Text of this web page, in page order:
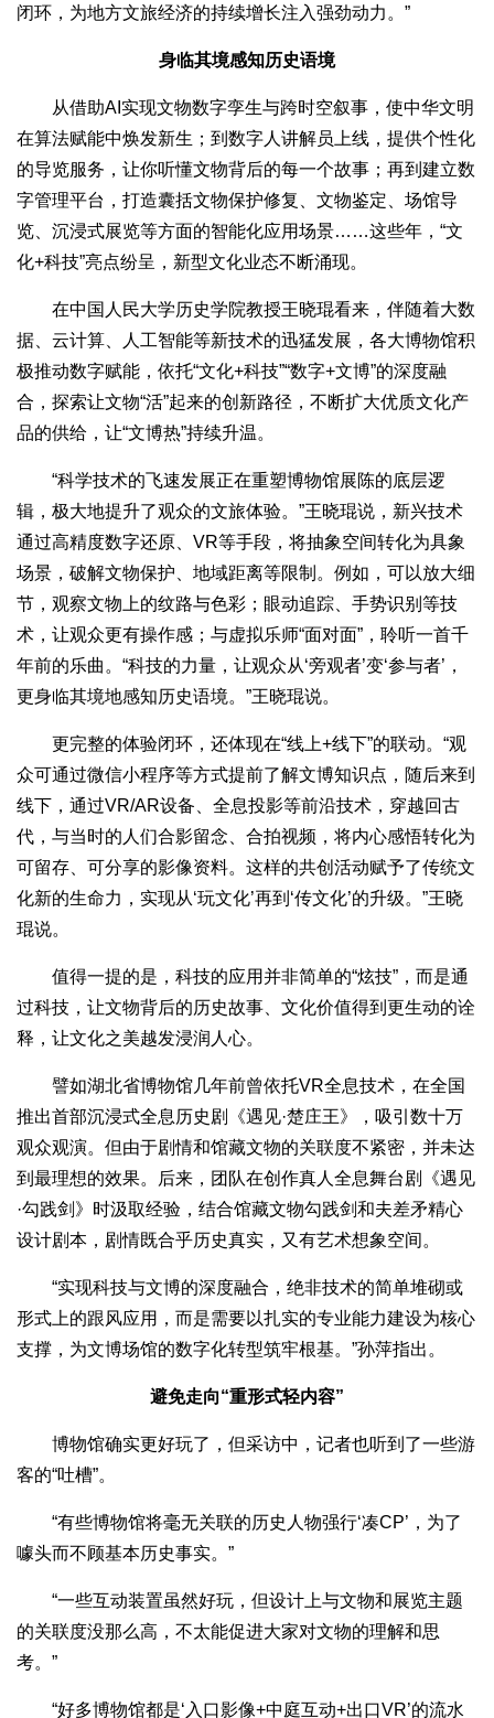
闭环，为地方文旅经济的持续增长注入强劲动力。”
身临其境感知历史语境
从借助AI实现文物数字孪生与跨时空叙事，使中华文明
在算法赋能中焕发新生；到数字人讲解员上线，提供个性化
的导览服务，让你听懂文物背后的每一个故事；再到建立数
字管理平台，打造囊括文物保护修复、文物鉴定、场馆导
览、沉浸式展览等方面的智能化应用场景……这些年，“文
化+科技”亮点纷呈，新型文化业态不断涌现。
在中国人民大学历史学院教授王晓琨看来，伴随着大数
据、云计算、人工智能等新技术的迅猛发展，各大博物馆积
极推动数字赋能，依托“文化+科技”“数字+文博”的深度融
合，探索让文物“活”起来的创新路径，不断扩大优质文化产
品的供给，让“文博热”持续升温。
“科学技术的飞速发展正在重塑博物馆展陈的底层逻
辑，极大地提升了观众的文旅体验。”王晓琨说，新兴技术
通过高精度数字还原、VR等手段，将抽象空间转化为具象
场景，破解文物保护、地域距离等限制。例如，可以放大细
节，观察文物上的纹路与色彩；眼动追踪、手势识别等技
术，让观众更有操作感；与虚拟乐师“面对面”，聆听一首千
年前的乐曲。“科技的力量，让观众从‘旁观者’变‘参与者’，
更身临其境地感知历史语境。”王晓琨说。
更完整的体验闭环，还体现在“线上+线下”的联动。“观
众可通过微信小程序等方式提前了解文博知识点，随后来到
线下，通过VR/AR设备、全息投影等前沿技术，穿越回古
代，与当时的人们合影留念、合拍视频，将内心感悟转化为
可留存、可分享的影像资料。这样的共创活动赋予了传统文
化新的生命力，实现从‘玩文化’再到‘传文化’的升级。”王晓
琨说。
值得一提的是，科技的应用并非简单的“炫技”，而是通
过科技，让文物背后的历史故事、文化价值得到更生动的诠
释，让文化之美越发浸润人心。
譬如湖北省博物馆几年前曾依托VR全息技术，在全国
推出首部沉浸式全息历史剧《遇见·楚庄王》，吸引数十万
观众观演。但由于剧情和馆藏文物的关联度不紧密，并未达
到最理想的效果。后来，团队在创作真人全息舞台剧《遇见
·勾践剑》时汲取经验，结合馆藏文物勾践剑和夫差矛精心
设计剧本，剧情既合乎历史真实，又有艺术想象空间。
“实现科技与文博的深度融合，绝非技术的简单堆砌或
形式上的跟风应用，而是需要以扎实的专业能力建设为核心
支撑，为文博场馆的数字化转型筑牢根基。”孙萍指出。
避免走向“重形式轻内容”
博物馆确实更好玩了，但采访中，记者也听到了一些游
客的“吐槽”。
“有些博物馆将毫无关联的历史人物强行‘凑CP’，为了
噱头而不顾基本历史事实。”
“一些互动装置虽然好玩，但设计上与文物和展览主题
的关联度没那么高，不太能促进大家对文物的理解和思
考。”
“好多博物馆都是‘入口影像+中庭互动+出口VR’的流水